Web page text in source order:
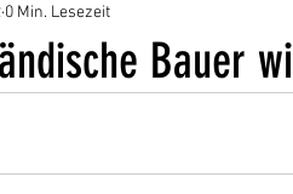
Bauer
0 Min. Lesezeit